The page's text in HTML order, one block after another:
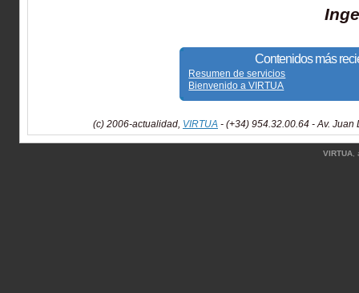
Contenidos más
Resumen de servicios
Bienvenido a VIRTUA
(c) 2006-actualidad, VIRTUA - (+34) 954.32.00.64 - Av.
VIRTUA,